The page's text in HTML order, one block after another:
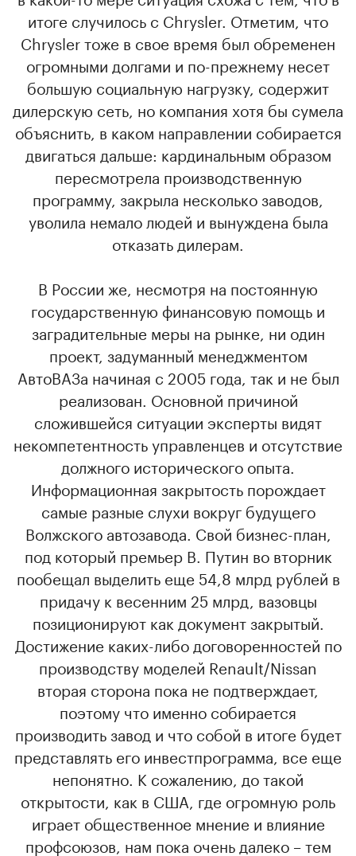
итоге случилось с Chrysler. Отметим, что
Chrysler тоже в свое время был обременен
огромными долгами и по-прежнему несет
большую социальную нагрузку, содержит
дилерскую сеть, но компания хотя бы сумела
объяснить, в каком направлении собирается
двигаться дальше: кардинальным образом
пересмотрела производственную
программу, закрыла несколько заводов,
уволила немало людей и вынуждена была
отказать дилерам.
В России же, несмотря на постоянную
государственную финансовую помощь и
заградительные меры на рынке, ни один
проект, задуманный менеджментом
АвтоВАЗа начиная с 2005 года, так и не был
реализован. Основной причиной
сложившейся ситуации эксперты видят
некомпетентность управленцев и отсутствие
должного исторического опыта.
Информационная закрытость порождает
самые разные слухи вокруг будущего
Волжского автозавода. Свой бизнес-план,
под который премьер В. Путин во вторник
пообещал выделить еще 54,8 млрд рублей в
придачу к весенним 25 млрд, вазовцы
позиционируют как документ закрытый.
Достижение каких-либо договоренностей по
производству моделей Renault/Nissan
вторая сторона пока не подтверждает,
поэтому что именно собирается
производить завод и что собой в итоге будет
представлять его инвестпрограмма, все еще
непонятно. К сожалению, до такой
открытости, как в США, где огромную роль
играет общественное мнение и влияние
профсоюзов, нам пока очень далеко – тем